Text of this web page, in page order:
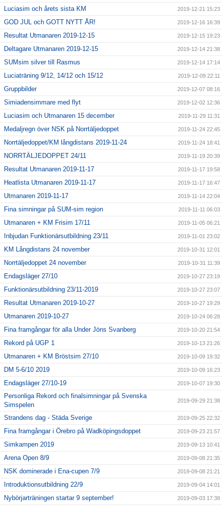
Luciasim och årets sista KM 2019-12-21 15:23
GOD JUL och GOTT NYTT ÅR! 2019-12-16 16:39
Resultat Utmanaren 2019-12-15 2019-12-15 19:23
Deltagare Utmanaren 2019-12-15 2019-12-14 21:38
SUMsim silver till Rasmus 2019-12-14 17:14
Luciaträning 9/12, 14/12 och 15/12 2019-12-09 22:11
Gruppbilder 2019-12-07 08:16
Simiadensimmare med flyt 2019-12-02 12:36
Luciasim och Utmanaren 15 december 2019-11-29 11:31
Medaljregn över NSK på Norrtäljedoppet 2019-11-24 22:45
Norrtäljedoppet/KM långdistans 2019-11-24 2019-11-24 18:41
NORRTÄLJEDOPPET 24/11 2019-11-19 20:39
Resultat Utmanaren 2019-11-17 2019-11-17 19:58
Heatlista Utmanaren 2019-11-17 2019-11-17 16:47
Utmanaren 2019-11-17 2019-11-14 22:04
Fina simningar på SUM-sim region 2019-11-11 06:03
Utmanaren + KM Frisim 17/11 2019-11-05 06:21
Inbjudan Funktionärsutbildning 23/11 2019-11-01 23:02
KM Långdistans 24 november 2019-10-31 12:01
Norrtäljedoppet 24 november 2019-10-31 11:39
Endagsläger 27/10 2019-10-27 23:19
Funktionärsutbildning 23/11-2019 2019-10-27 23:07
Resultat Utmanaren 2019-10-27 2019-10-27 19:29
Utmanaren 2019-10-27 2019-10-24 06:28
Fina framgångar för alla Under Jöns Svanberg 2019-10-20 21:54
Rekord på UGP 1 2019-10-13 21:26
Utmanaren + KM Bröstsim 27/10 2019-10-09 19:32
DM 5-6/10 2019 2019-10-09 16:23
Endagsläger 27/10-19 2019-10-07 19:30
Personliga Rekord och finalsimningar på Svenska
Simspelen
2019-09-29 21:38
Strandens dag - Städa Sverige 2019-09-25 22:32
Fina framgångar i Örebro på Wadköpingsdoppet 2019-09-23 21:57
Simkampen 2019 2019-09-13 10:41
Arena Open 8/9 2019-09-08 21:35
NSK dominerade i Ena-cupen 7/9 2019-09-08 21:21
Introduktionsutbildning 22/9 2019-09-04 14:01
Nybörjarträningen startar 9 september! 2019-09-03 17:38